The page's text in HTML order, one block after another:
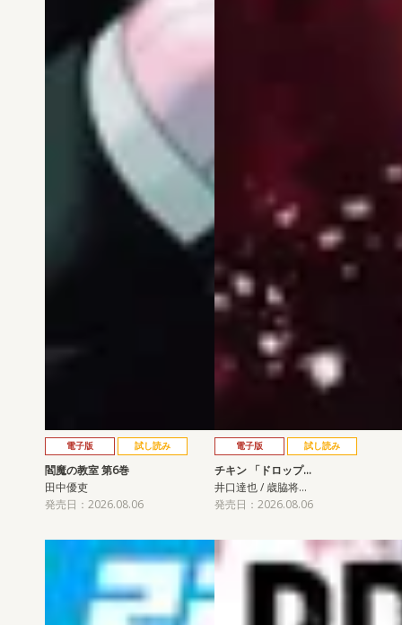
電子版 試し読み
閻魔の教室 第6巻
田中優吏
発売日：2026.08.06
電子版 試し読み
チキン 「ドロップ…
井口達也 / 歳脇将…
発売日：2026.08.06